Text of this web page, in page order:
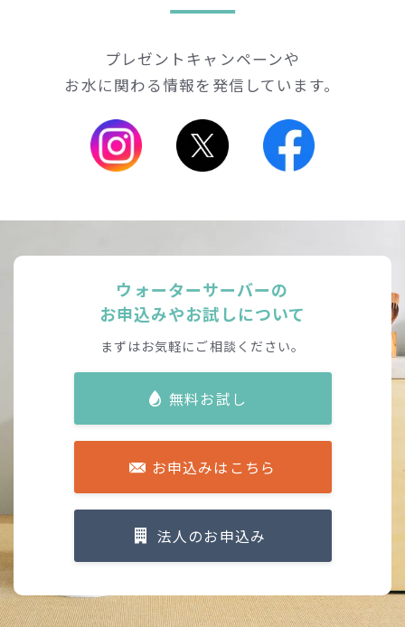
プレゼントキャンペーンや
お水に関わる情報を発信しています。
ウォーターサーバーの
お申込みやお試しについて
まずはお気軽にご相談ください。
無料お試し
お申込みはこちら
法人のお申込み